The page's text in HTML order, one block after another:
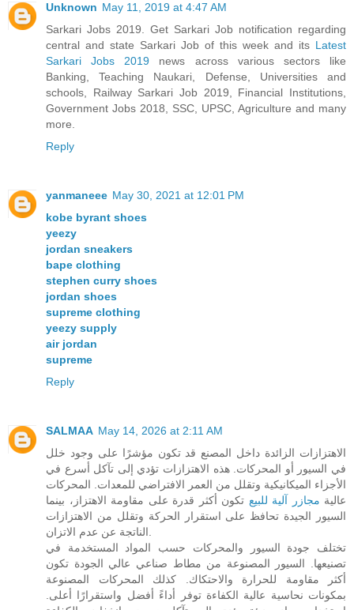
Unknown May 11, 2019 at 4:47 AM
Sarkari Jobs 2019. Get Sarkari Job notification regarding
central and state Sarkari Job of this week and its Latest
Sarkari Jobs 2019 news across various sectors like
Banking, Teaching Naukari, Defense, Universities and
schools, Railway Sarkari Job 2019, Financial Institutions,
Government Jobs 2018, SSC, UPSC, Agriculture and many
more.
Reply
yanmaneee May 30, 2021 at 12:01 PM
kobe byrant shoes
yeezy
jordan sneakers
bape clothing
stephen curry shoes
jordan shoes
supreme clothing
yeezy supply
air jordan
supreme
Reply
SALMAA May 14, 2026 at 2:11 AM
الاهتزازات الزائدة داخل المصنع قد تكون مؤشرًا على وجود خلل
في السيور أو المحركات. هذه الاهتزازات تؤدي إلى تآكل أسرع في
الأجزاء الميكانيكية وتقلل من العمر الافتراضي للمعدات. المحركات
عالية مجازر آلية للبيع تكون أكثر قدرة على مقاومة الاهتزاز، بينما
السيور الجيدة تحافظ على استقرار الحركة وتقلل من الاهتزازات
تختلف جودة السيور والمحركات حسب المواد المستخدمة في
تصنيعها. السيور المصنوعة من مطاط صناعي عالي الجودة تكون
أكثر مقاومة للحرارة والاحتكاك. كذلك المحركات المصنوعة
بمكونات نحاسية عالية الكفاءة توفر أداءً أفضل واستقرارًا أعلى.